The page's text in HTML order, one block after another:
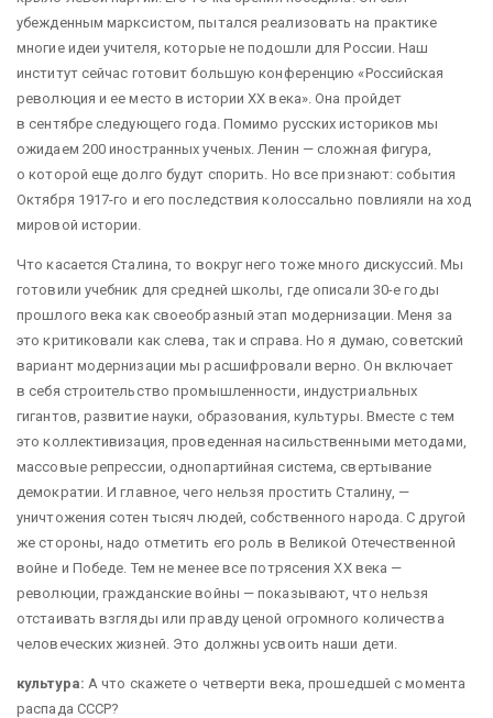
убежденным марксистом, пытался реализовать на практике
многие идеи учителя, которые не подошли для России. Наш
институт сейчас готовит большую конференцию «Российская
революция и ее место в истории ХХ века». Она пройдет
в сентябре следующего года. Помимо русских историков мы
ожидаем 200 иностранных ученых. Ленин — ​сложная фигура,
о которой еще долго будут спорить. Но все признают: события
Октября 1917-го и его последствия колоссально повлияли на ход
мировой истории.
Что касается Сталина, то вокруг него тоже много дискуссий. Мы
готовили учебник для средней школы, где описали 30-е годы
прошлого века как своеобразный этап модернизации. Меня за
это критиковали как слева, так и справа. Но я думаю, советский
вариант модернизации мы расшифровали верно. Он включает
в себя строительство промышленности, индустриальных
гигантов, развитие науки, образования, культуры. Вместе с тем
это коллективизация, проведенная насильственными методами,
массовые репрессии, однопартийная система, свертывание
демократии. И главное, чего нельзя простить Сталину, — ​
уничтожения сотен тысяч людей, собственного народа. С другой
же стороны, надо отметить его роль в Великой Отечественной
войне и Победе. Тем не менее все потрясения ХХ века — ​
революции, гражданские войны — ​показывают, что нельзя
отстаивать взгляды или правду ценой огромного количества
человеческих жизней. Это должны усвоить наши дети.
культура: А что скажете о четверти века, прошедшей с момента
распада СССР?